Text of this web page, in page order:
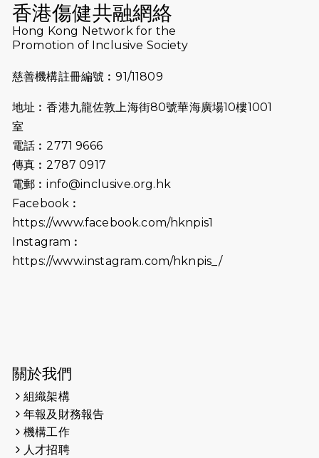
2026-07-10
【猛龍戈壁118公里分享暨香港傷健共
融網絡15周年晚宴】
2026-07-09
猛龍長跑隊恆常練習 - 7月9日（19:00
2026-07-02
2026-06-25
（19:00開始）
2026-06-18
猛龍長跑隊恆常練習 - 6月18日
2026-06-11
猛龍長跑隊恆常練習 - 6月11日（19:00
2026-05-28
2026-05-22
2026-05-21
香港傷健共融網絡
Hong Kong Network for the
Promotion of Inclusive Society
慈善機構註冊編號︰91/11809
地址︰香港九龍佐敦上海街80號華海廣場10樓1001
室
電話︰2771 9666
傳真︰2787 0917
電郵︰info@inclusive.org.hk
Facebook︰
https://www.facebook.com/hknpis1
Instagram︰
https://www.instagram.com/hknpis_/
關於我們
組織架構
年報及財務報告
機構工作
人才招聘